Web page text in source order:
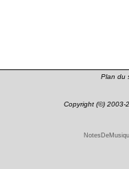
Plan du
Copyright (©) 2003-